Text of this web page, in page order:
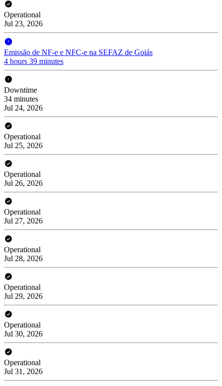
Operational
Jul 23, 2026
Emissão de NF-e e NFC-e na SEFAZ de Goiás
4 hours 39 minutes
Downtime
34 minutes
Jul 24, 2026
Operational
Jul 25, 2026
Operational
Jul 26, 2026
Operational
Jul 27, 2026
Operational
Jul 28, 2026
Operational
Jul 29, 2026
Operational
Jul 30, 2026
Operational
Jul 31, 2026